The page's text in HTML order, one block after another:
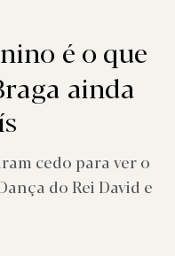
é o que
ainda
cedo para ver o
do Rei David e